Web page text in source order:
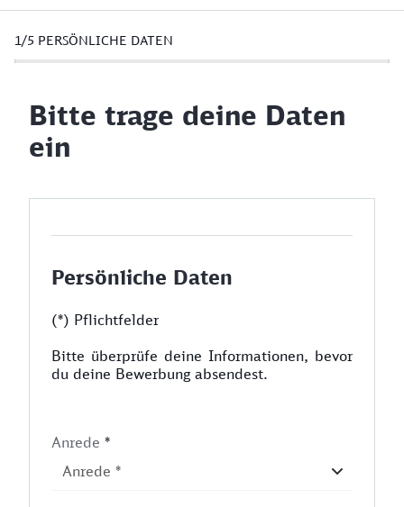
1/5 PERSÖNLICHE DATEN
Bitte trage deine Daten
ein
Persönliche Daten
(*) Pflichtfelder
Bitte überprüfe deine Informationen, bevor
du deine Bewerbung absendest.
Anrede *